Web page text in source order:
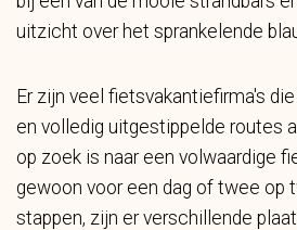
uitzicht over het sprankelende
Er zijn veel fietsvakantiefirma's
en volledig uitgestippelde routes
op zoek is naar een volwaardige
gewoon voor een dag of twee op
stappen, zijn er verschillende